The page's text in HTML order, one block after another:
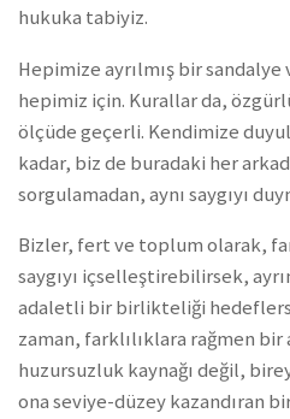
hukuka tabiyiz.
Hepimize ayrılmış bir sandalye
hepimiz için. Kurallar da,
ölçüde geçerli. Kendimize
kadar, biz de buradaki her
sorgulamadan, aynı saygıyı
Bizler, fert ve toplum olarak,
saygıyı içselleştirebilirsek,
adaletli bir birlikteliği
zaman, farklılıklara rağmen
huzursuzluk kaynağı değil,
ona seviye-düzey kazandıran